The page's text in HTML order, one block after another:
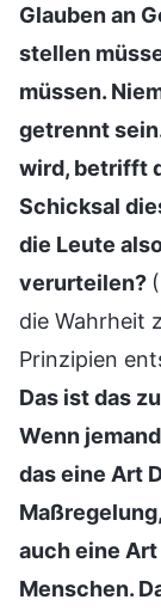
Glauben an
stellen
müssen.
getrennt
wird, betrifft
Schicksal
die Leute
verurteilen?
die Wahrheit
Prinzipien
Das ist das
Wenn
das eine Art
auch eine
Menschen.